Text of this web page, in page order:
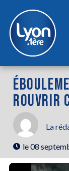
ROUVRIR
La
le08